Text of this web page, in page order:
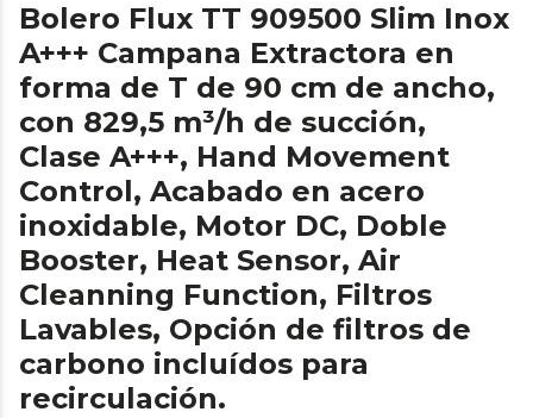
Bolero Flux TT 909500 Slim Inox
A+++ Campana Extractora en
forma de T de 90 cm de ancho,
con 829,5 m³/h de succión,
Clase A+++, Hand Movement
Control, Acabado en acero
inoxidable, Motor DC, Doble
Booster, Heat Sensor, Air
Cleanning Function, Filtros
Lavables, Opción de filtros de
carbono incluídos para
recirculación.